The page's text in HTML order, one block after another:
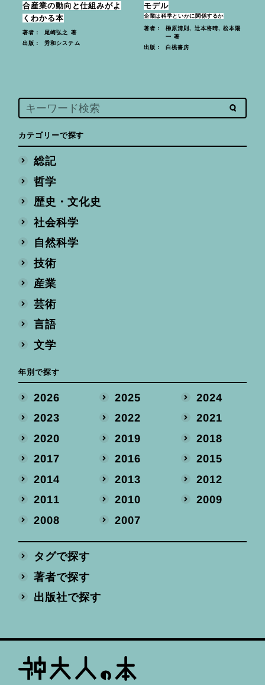
合産業の動向と仕組みがよ
くわかる本
著者： 尾崎弘之 著
出版： 秀和システム
モデル
企業は科学といかに関係するか
著者： 榊原清則, 辻本将晴, 松本陽
一 著
出版： 白桃書房
カテゴリーで探す
総記
哲学
歴史・文化史
社会科学
自然科学
技術
産業
芸術
言語
文学
年別で探す
2026 2025
2024
2023
2022
2021
2020
2019
2018
2017
2016
2015
2014
2013
2012
2011
2010
2009
2008
2007
タグで探す
著者で探す
出版社で探す